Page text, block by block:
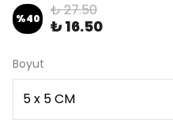
%40 ₺ 27.50
₺ 16.50
Boyut